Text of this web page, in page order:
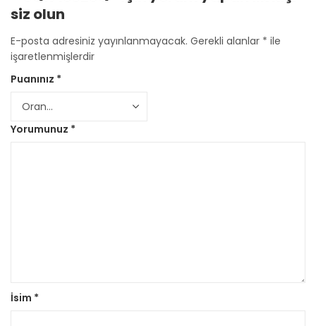
siz olun
E-posta adresiniz yayınlanmayacak. Gerekli alanlar * ile
işaretlenmişlerdir
Puanınız *
Yorumunuz *
İsim *